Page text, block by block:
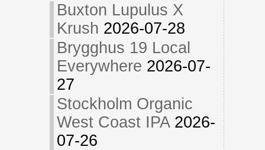
Buxton Lupulus X
Krush 2026-07-28
Brygghus 19 Local
Everywhere 2026-07-
27
Stockholm Organic
West Coast IPA 2026-
07-26